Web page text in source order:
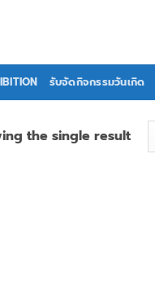
รับจัดกิจกรรมวันเกิด
the single result